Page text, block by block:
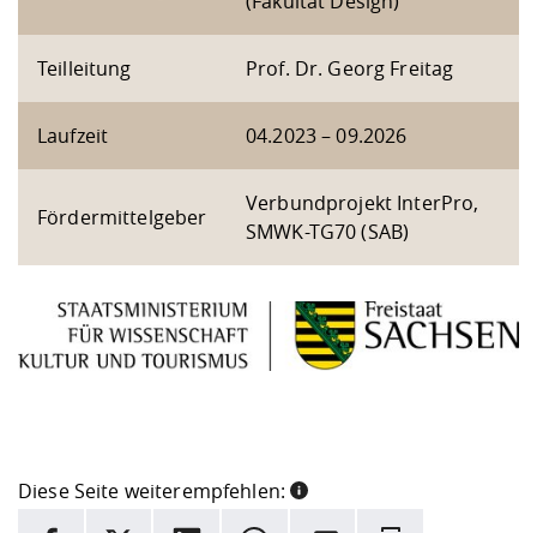
Teilleitung Prof. Dr. Georg Freitag
Laufzeit 04.2023 – 09.2026
Fördermittelgeber
Verbundprojekt InterPro,
SMWK-TG70 (SAB)
Diese Seite weiterempfehlen:
INFORMATION